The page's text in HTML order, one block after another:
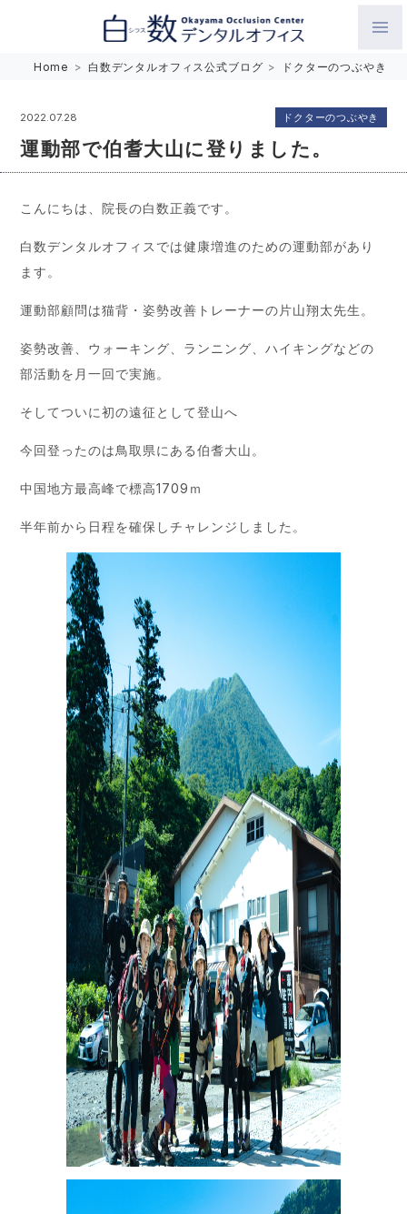
Home > 白数デンタルオフィス公式ブログ > ドクターのつぶやき
2022.07.28
運動部で伯耆大山に登りました。
ドクターのつぶやき
こんにちは、院長の白数正義です。
白数デンタルオフィスでは健康増進のための運動部があり
ます。
運動部顧問は猫背・姿勢改善トレーナーの片山翔太先生。
姿勢改善、ウォーキング、ランニング、ハイキングなどの
部活動を月一回で実施。
そしてついに初の遠征として登山へ
今回登ったのは鳥取県にある伯耆大山。
中国地方最高峰で標高1709ｍ
半年前から日程を確保しチャレンジしました。